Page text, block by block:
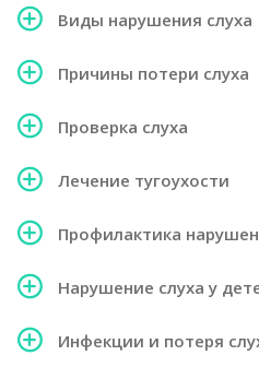
Виды нарушения слуха
Причины потери слуха
Проверка слуха
Лечение тугоухости
Профилактика
Нарушение слуха у
Инфекции и потеря